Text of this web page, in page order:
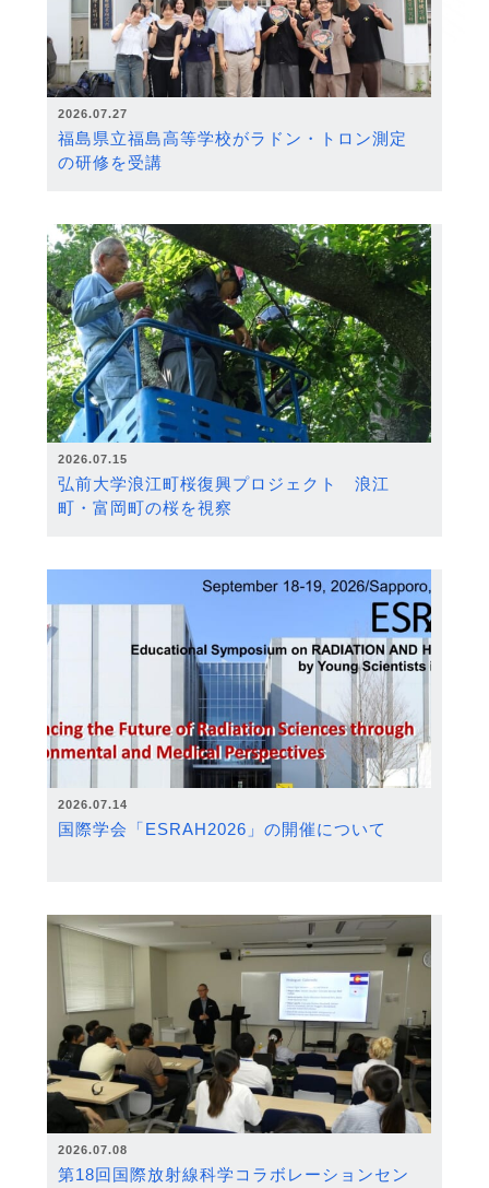
2026.07.27
福島県立福島高等学校がラドン・トロン測定
の研修を受講
2026.07.15
弘前大学浪江町桜復興プロジェクト 浪江
町・富岡町の桜を視察
2026.07.14
国際学会「ESRAH2026」の開催について
2026.07.08
第18回国際放射線科学コラボレーションセン